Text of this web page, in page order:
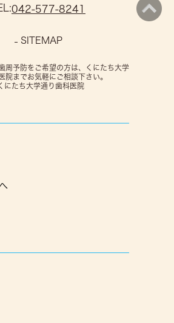
042-577-8241
SITEMAP
周予防をご希望の方は、くにたち大学
院までお気軽にご相談下さい。
にたち大学通り歯科医院